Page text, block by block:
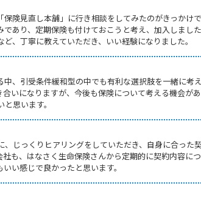
険見直し本舗」に行き相談をしてみたのがきっかけで
あり、定期保険も付けておこうと考え、加入しました
、丁寧に教えていただき、いい経験になりました。
、引受条件緩和型の中でも有利な選択肢を一緒に考
いになりますが、今後も保険について考える機会が
思います。
じっくりヒアリングをしていただき、自身に合った
も、はなさく生命保険さんから定期的に契約内容に
い感じで良かったと思います。